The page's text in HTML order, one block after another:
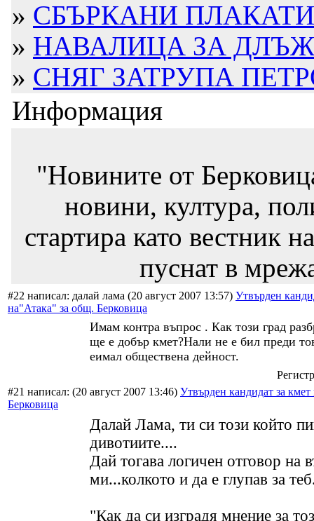
» СБЪРКАНИ
» НАВАЛИЦА ЗА
» СНЯГ ЗАТРУПА
Информация
"Новините от
новини, култура,
стартира като вестник
пуснат в
#22 написал: далай лама (20 август 2007 13:57) Утвърден
на"Атака" за общ. Берковица
Имам контра въпрос . Как този град
ще е добър кмет?Нали не е бил преди
еимал обществена дейност.
#21 написал: (20 август 2007 13:46) Утвърден кандидат за
Берковица
Далай Лама, ти си този който
дивотиите....
Дай тогава логичен отговор на
ми...колкото и да е глупав за
"Как да си изградя мнение за